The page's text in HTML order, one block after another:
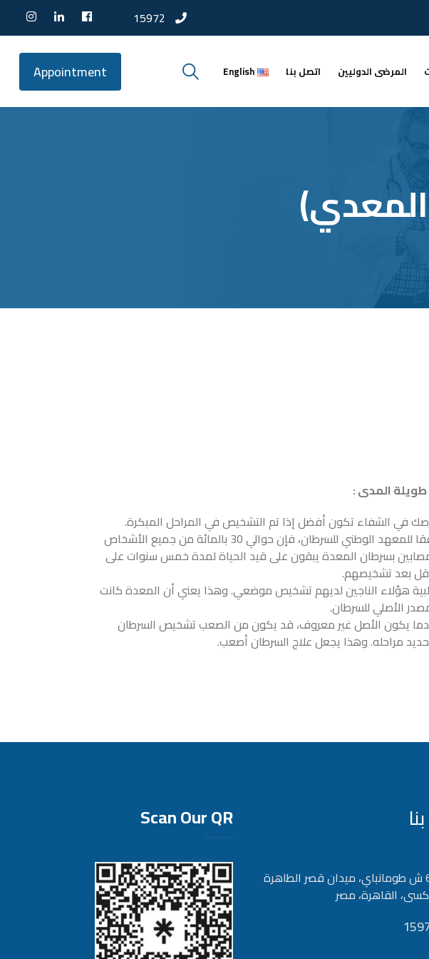
15972
المرضى الدوليين اتصل بنا English
Appointment
المدى :
في الشفاء تكون أفضل إذا تم التشخيص في المراحل المبكرة.
وفقا للمعهد الوطني للسرطان، فإن حوالي 30 بالمائة من جميع الأشخاص
بسرطان المعدة يبقون على قيد الحياة لمدة خمس سنوات على
بعد تشخيصهم.
هؤلاء الناجين لديهم تشخيص موضعي. وهذا يعني أن المعدة كانت
الأصلي للسرطان.
يكون الأصل غير معروف، قد يكون من الصعب تشخيص السرطان
مراحله. وهذا يجعل علاج السرطان أصعب.
63 ش طومانباي، ميدان قصر الطاهرة
القاهرة، مصر
Scan Our QR